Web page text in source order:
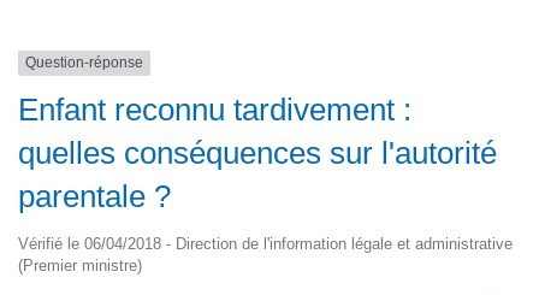
Question-réponse
Enfant reconnu tardivement :
quelles conséquences sur l'autorité
parentale ?
Vérifié le 06/04/2018 - Direction de l'information légale et administrative
(Premier ministre)